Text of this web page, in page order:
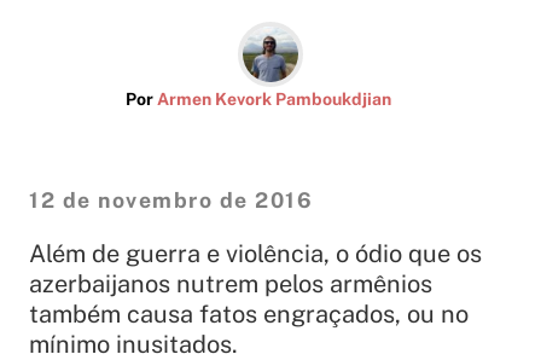
Por Armen Kevork Pamboukdjian
12 de novembro de 2016
Além de guerra e violência, o ódio que os
azerbaijanos nutrem pelos armênios
também causa fatos engraçados, ou no
mínimo inusitados.